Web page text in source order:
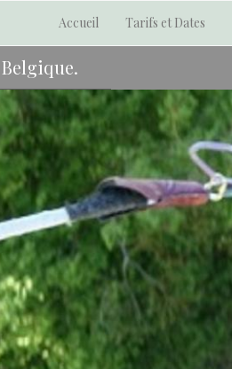
Accueil Tarifs et Dates